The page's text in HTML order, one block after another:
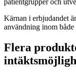
Kärnan i erbjudandet
användning inom
Flera